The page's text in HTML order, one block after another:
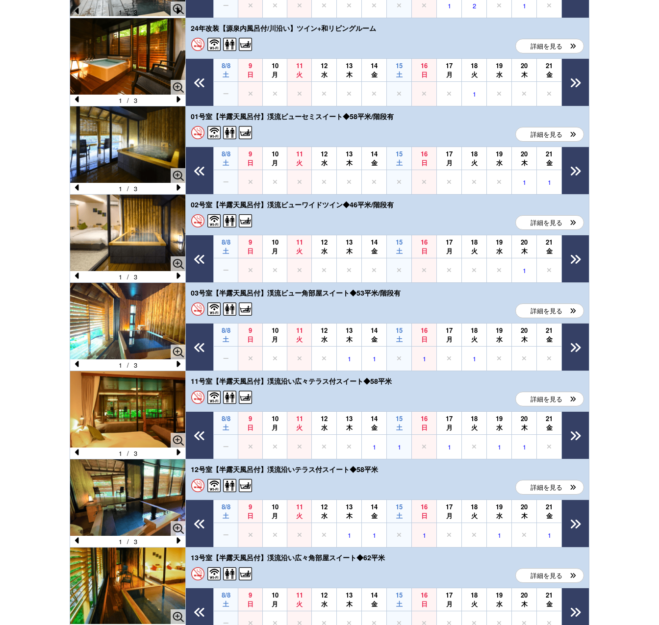
vi
o
u
s
N
e
xt
1 / 3
1 2 1
Pr
e
vi
o
u
s
e
xt
1 / 3
24年改装【源泉内風呂付/川沿い】ツイン+和リビングルーム
詳細を見る
8/8
土
9
日
10
月
11
火
12
水
13
木
14
金
15
土
16
日
17
月
18
火
19
水
20
木
21
金
1
Pr
e
vi
o
u
s
N
e
xt
1 / 3
01号室【半露天風呂付】渓流ビューセミスイート◆58平米/階段有
詳細を見る
8/8
土
9
日
10
月
11
火
12
水
13
木
14
金
15
土
16
日
17
月
18
火
19
水
20
木
21
金
1 1
Pr
e
vi
o
u
s
N
e
xt
1 / 3
02号室【半露天風呂付】渓流ビューワイドツイン◆46平米/階段有
詳細を見る
8/8
土
9
日
10
月
11
火
12
水
13
木
14
金
15
土
16
日
17
月
18
火
19
水
20
木
21
金
1
Pr
vi
o
u
s
N
e
xt
1 / 3
03号室【半露天風呂付】渓流ビュー角部屋スイート◆53平米/階段有
詳細を見る
8/8
土
9
日
10
月
11
火
12
水
13
木
14
金
15
土
16
日
17
月
18
火
19
水
20
木
21
金
1 1 1 1
Pr
e
vi
o
u
s
N
e
xt
1 / 3
11号室【半露天風呂付】渓流沿い広々テラス付スイート◆58平米
詳細を見る
8/8
土
9
日
10
月
11
火
12
水
13
木
14
金
15
土
16
日
17
月
18
火
19
水
20
木
21
金
1 1 1 1 1
Pr
e
vi
o
u
N
e
xt
1 / 3
12号室【半露天風呂付】渓流沿いテラス付スイート◆58平米
詳細を見る
8/8
土
9
日
10
月
11
火
12
水
13
木
14
金
15
土
16
日
17
月
18
火
19
水
20
木
21
金
1 1 1 1 1
13号室【半露天風呂付】渓流沿い広々角部屋スイート◆62平米
詳細を見る
8/8
土
9
日
10
月
11
火
12
水
13
木
14
金
15
土
16
日
17
月
18
火
19
水
20
木
21
金